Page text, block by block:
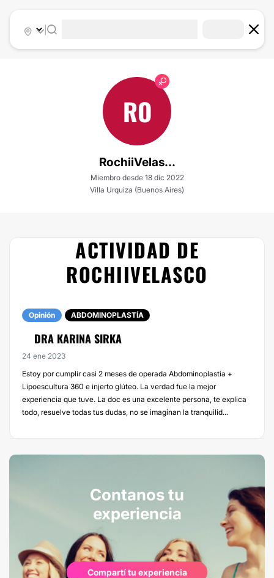
|
RO
RochiiVelas...
Miembro desde 18 dic 2022
Villa Urquiza (Buenos Aires)
ACTIVIDAD DE
ROCHIIVELASCO
Opinión ABDOMINOPLASTÍA
DRA KARINA SIRKA
24 ene 2023
Estoy por cumplir casi 2 meses de operada Abdominoplastia +
Lipoescultura 360 e injerto glúteo. La verdad fue la mejor
experiencia que tuve. La doc es una excelente persona, te explica
todo, resuelve todas tus dudas, no se imaginan la tranquilid...
Contanos tu
experiencia
Compartí tu experiencia